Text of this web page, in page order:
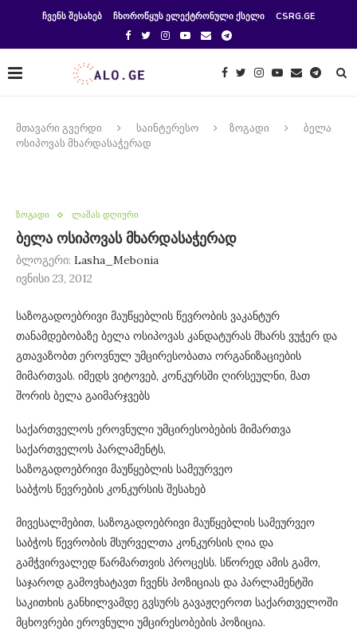
ᲩᲕᲔᲜᲡ ᲨᲔᲡᲐᲮᲔᲑ ᲩᲮᲝᲠᲝᲬᲧᲣᲡ ᲔᲚᲔᲥᲢᲠᲝᲜᲣᲚᲘ ᲥᲡᲔᲚᲘ CSRG.GE
მთავარი გვერდი საინტერესო ზოგადი
ბელა
ოსიპოვას მხარდასაჭერად
ზოგადი ლაშას დღიური
ბელა ოსიპოვას მხარდასაჭერად
ბლოგერი: Lasha_Mebonia
ივნისი 23, 2012
საზოგადოებრივი მაუწყებლის წევრობის ვაკანტურ
თანამდებობაზე ბელა ოსიპოვას კანდატურას მხარს ვუჭერ და
გთავაზობთ ეროვნულ უმცირესობათა ორგანიზაციების
მიმართვას. იმედს ვიტოვებ, კონკურსში ღირსეულნი, მათ
შორის ბელა გაიმარჯვებს
საქართველოს ეროვნული უმცირესობების მიმართვა
საქართველოს პარლამენტს,
საზოგადოებრივი მაუწყებლის სამეურვეო
საბჭოს წევრების კონკურსის შესახებ
მივესალმებით, საზოგადოებრივი მაუწყებლის სამეურვეო
საბჭოს წევრობის მსურველთა კონკურსის ღია და
გამჭვირვალედ წარმართვის პროცესს. სწორედ ამის გამო,
საჯაროდ გამოვხატავთ ჩვენს პოზიციას და პარლამენტში
საკითხის განხილვამდე გვსურს გავაჟღეროთ საქართველოში
მცხოვრები ეროვნული უმცირესობების პოზიცია.